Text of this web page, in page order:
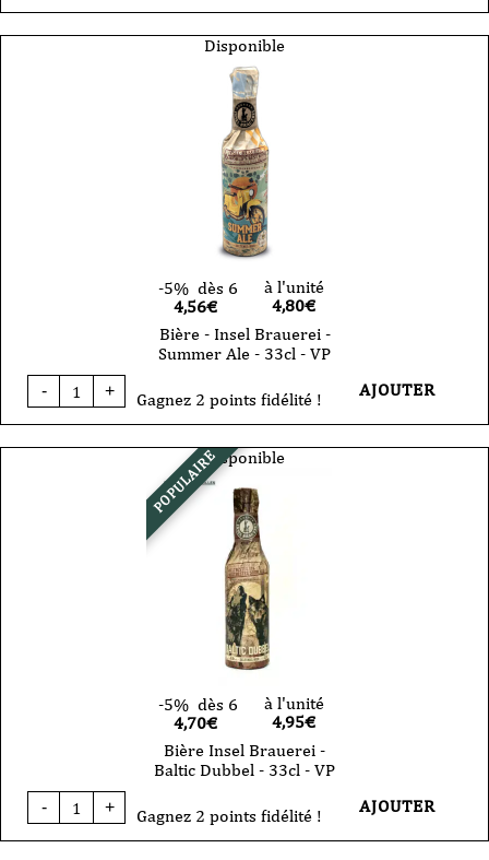
Insel
Disponible
-5% dès 6
4,56€
à l'unité
4,80€
Bière - Insel Brauerei -
Summer Ale - 33cl - VP
-
quantité
de
Insel
+ Gagnez 2 points fidélité ! AJOUTER
POPULAIREDisponible
-5% dès 6
4,70€
à l'unité
4,95€
Bière Insel Brauerei -
Baltic Dubbel - 33cl - VP
-
quantité
de
+ Gagnez 2 points fidélité ! AJOUTER